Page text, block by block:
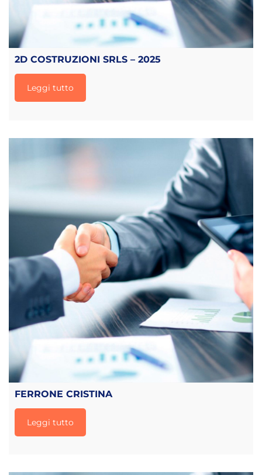
2D COSTRUZIONI SRLS – 2025
Leggi tutto
FERRONE CRISTINA
Leggi tutto